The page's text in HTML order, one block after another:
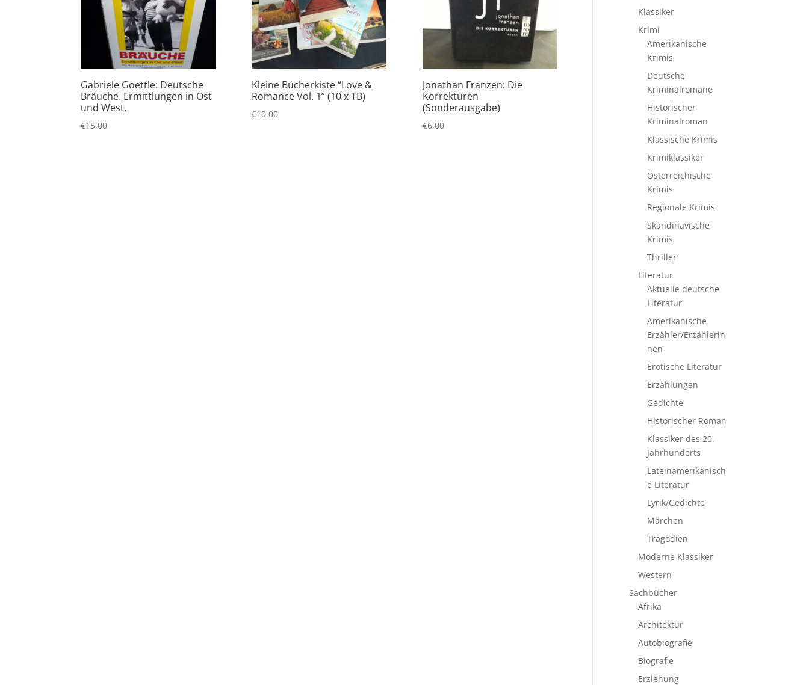
Gabriele Goettle: Deutsche
Bräuche. Ermittlungen in Ost
und West.
€15,00
Kleine Bücherkiste “Love &
Romance Vol. 1” (10 x TB)
€10,00
Jonathan Franzen: Die
Korrekturen
(Sonderausgabe)
€6,00
Klassiker
Krimi
Amerikanische
Krimis
Deutsche
Kriminalromane
Historischer
Kriminalroman
Klassische Krimis
Krimiklassiker
Österreichische
Krimis
Regionale Krimis
Skandinavische
Krimis
Thriller
Literatur
Aktuelle deutsche
Literatur
Amerikanische
Erzähler/Erzählerin
nen
Erotische Literatur
Erzählungen
Gedichte
Historischer Roman
Klassiker des 20.
Jahrhunderts
Lateinamerikanisch
e Literatur
Lyrik/Gedichte
Märchen
Tragödien
Moderne Klassiker
Western
Sachbücher
Afrika
Architektur
Autobiografie
Biografie
Erziehung